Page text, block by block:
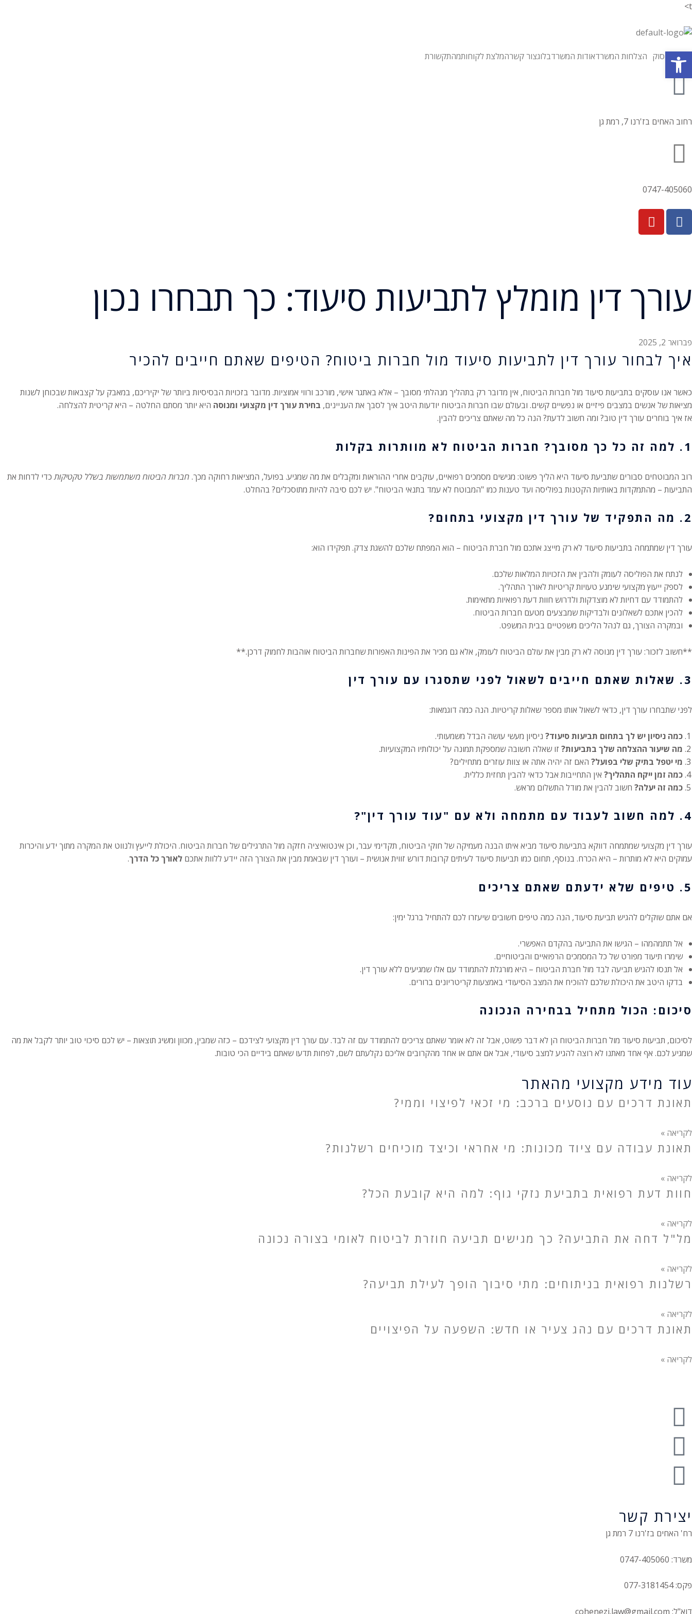
t>
תחומי עיסוק הצלחות המשרדאודות המשרדבלוגצור קשרהמלצת לקוחותמהתקשורת
רחוב האחים בז'רנו 7, רמת גן
0747-405060
עורך דין מומלץ לתביעות סיעוד: כך תבחרו נכון
פברואר 2, 2025
איך לבחור עורך דין לתביעות סיעוד מול חברות ביטוח? הטיפים שאתם חייבים להכיר
כאשר אנו עוסקים בתביעות סיעוד מול חברות הביטוח, אין מדובר רק בתהליך מנהלתי מסובך – אלא באתגר אישי, מורכב ורווי אמוציות. מדובר בזכויות הבסיסיות ביותר של יקיריכם, במאבק על קצבאות שבכוחן לשנות
מציאות של אנשים במצבים פיזיים או נפשיים קשים. ובעולם שבו חברות הביטוח יודעות היטב איך לסבך את העניינים, בחירת עורך דין מקצועי ומנוסה היא יותר מסתם החלטה – היא קריטית להצלחה.
אז איך בוחרים עורך דין טוב? ומה חשוב לדעת? הנה כל מה שאתם צריכים להבין.
1. למה זה כל כך מסובך? חברות הביטוח לא מוותרות בקלות
רוב המבוטחים סבורים שתביעת סיעוד היא הליך פשוט: מגישים מסמכים רפואיים, עוקבים אחרי ההוראות ומקבלים את מה שמגיע. בפועל, המציאות רחוקה מכך. חברות הביטוח משתמשות בשלל טקטיקותכדי לדחות את
התביעות – מהתמקדות באותיות הקטנות בפוליסה ועד טענות כמו "המבוטח לא עמד בתנאי הביטוח". יש לכם סיבה להיות מתוסכלים? בהחלט.
2. מה התפקיד של עורך דין מקצועי בתחום?
עורך דין שמתמחה בתביעות סיעוד לא רק מייצג אתכם מול חברת הביטוח – הוא המפתח שלכם להשגת צדק. תפקידו הוא:
לנתח את הפוליסה לעומק ולהבין את הזכויות המלאות שלכם.
לספק ייעוץ מקצועי שימנע טעויות קריטיות לאורך התהליך.
להתמודד עם דחיות לא מוצדקות ולדרוש חוות דעת רפואיות מתאימות.
להכין אתכם לשאלונים ולבדיקות שמבצעים מטעם חברות הביטוח.
ובמקרה הצורך, גם לנהל הליכים משפטיים בבית המשפט.
**חשוב לזכור: עורך דין מנוסה לא רק מבין את עולם הביטוח לעומק, אלא גם מכיר את הפינות האפורות שחברות הביטוח אוהבות לחמוק דרכן.**
3. שאלות שאתם חייבים לשאול לפני שתסגרו עם עורך דין
לפני שתבחרו עורך דין, כדאי לשאול אותו מספר שאלות קריטיות. הנה כמה דוגמאות:
כמה ניסיון יש לך בתחום תביעות סיעוד? ניסיון מעשי עושה הבדל משמעותי.
מה שיעור ההצלחה שלך בתביעות? זו שאלה חשובה שמספקת תמונה על יכולותיו המקצועיות.
מי יטפל בתיק שלי בפועל? האם זה יהיה אתה או צוות עוזרים מתחילים?
כמה זמן ייקח התהליך? אין התחייבות אבל כדאי להבין תחזית כללית.
כמה זה יעלה? חשוב להבין את מודל התשלום מראש.
4. למה חשוב לעבוד עם מתמחה ולא עם "עוד עורך דין"?
עורך דין מקצועי שמתמחה דווקא בתביעות סיעוד מביא איתו הבנה מעמיקה של חוקי הביטוח, תקדימי עבר, וכן אינטואיציה חזקה מול התרגילים של חברות הביטוח. היכולת לייעץ ולנווט את המקרה מתוך ידע והיכרות
עמוקים היא לא מותרות – היא הכרח. בנוסף, תחום כמו תביעות סיעוד לעיתים קרובות דורש זווית אנושית – ועורך דין שבאמת מבין את הצורך הזה יידע ללוות אתכם לאורך כל הדרך.
5. טיפים שלא ידעתם שאתם צריכים
אם אתם שוקלים להגיש תביעת סיעוד, הנה כמה טיפים חשובים שיעזרו לכם להתחיל ברגל ימין:
אל תתמהמהו – הגישו את התביעה בהקדם האפשרי.
שימרו תיעוד מפורט של כל המסמכים הרפואיים והביטוחיים.
אל תנסו להגיש תביעה לבד מול חברת הביטוח – היא מורגלת להתמודד עם אלו שמגיעים ללא עורך דין.
בדקו היטב את היכולת שלכם להוכיח את המצב הסיעודי באמצעות קריטריונים ברורים.
סיכום: הכול מתחיל בבחירה הנכונה
לסיכום, תביעות סיעוד מול חברות הביטוח הן לא דבר פשוט, אבל זה לא אומר שאתם צריכים להתמודד עם זה לבד. עם עורך דין מקצועי לצידכם – כזה שמבין, מכוון ומשיג תוצאות – יש לכם סיכוי טוב יותר לקבל את מה
שמגיע לכם. אף אחד מאתנו לא רוצה להגיע למצב סיעודי, אבל אם אתם או אחד מהקרובים אליכם נקלעתם לשם, לפחות תדעו שאתם בידיים הכי טובות.
עוד מידע מקצועי מהאתר
תאונת דרכים עם נוסעים ברכב: מי זכאי לפיצוי וממי?
לקריאה »
תאונת עבודה עם ציוד מכונות: מי אחראי וכיצד מוכיחים רשלנות?
לקריאה »
חוות דעת רפואית בתביעת נזקי גוף: למה היא קובעת הכל?
לקריאה »
מל"ל דחה את התביעה? כך מגישים תביעה חוזרת לביטוח לאומי בצורה נכונה
לקריאה »
רשלנות רפואית בניתוחים: מתי סיבוך הופך לעילת תביעה?
לקריאה »
תאונת דרכים עם נהג צעיר או חדש: השפעה על הפיצויים
לקריאה »
פתח סרגל נגישות
יצירת קשר
רח' האחים בז'רנו 7 רמת גן
משרד: 0747-405060
פקס: 077-3181454
דוא"ל: cohenezi.law@gmail.com